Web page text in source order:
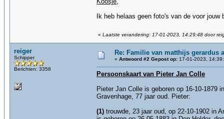
Ik heb helaas geen foto's van de voor jouw
« Laatste verandering: 17-01-2023, 14:29:48 door
reiger
Schipper
Berichten: 3358
Re: Familie van matthijs
« Antwoord #2 Gepost op: 17-01-2023,
Persoonskaart van Pieter Jan Colle
Pieter Jan Colle is geboren op 16-10-1879
Gravenhage, 77 jaar oud. Pieter:
(1) trouwde, 23 jaar oud, op 22-10-1902 in